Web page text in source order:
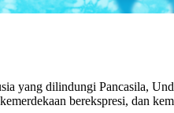
yang dilindungi Pancasila,
berekspresi, dan